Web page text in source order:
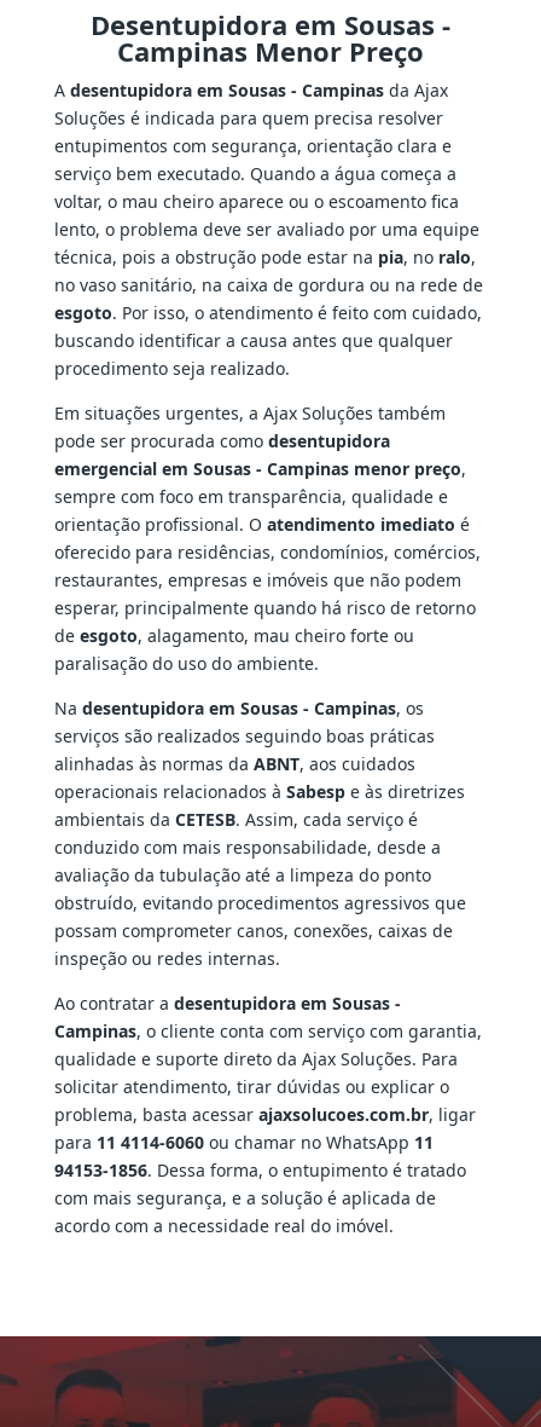
Desentupidora em Sousas -
Campinas Menor Preço
A desentupidora em Sousas - Campinasda Ajax
Soluções é indicada para quem precisa resolver
entupimentos com segurança, orientação clara e
serviço bem executado. Quando a água começa a
voltar, o mau cheiro aparece ou o escoamento fica
lento, o problema deve ser avaliado por uma equipe
técnica, pois a obstrução pode estar na pia, no ralo,
no vaso sanitário, na caixa de gordura ou na rede de
esgoto. Por isso, o atendimento é feito com cuidado,
buscando identificar a causa antes que qualquer
procedimento seja realizado.
Em situações urgentes, a Ajax Soluções também
pode ser procurada como desentupidora
emergencial em Sousas - Campinas menor preço,
sempre com foco em transparência, qualidade e
orientação profissional. O atendimento imediato é
oferecido para residências, condomínios, comércios,
restaurantes, empresas e imóveis que não podem
esperar, principalmente quando há risco de retorno
de esgoto, alagamento, mau cheiro forte ou
paralisação do uso do ambiente.
Na desentupidora em Sousas - Campinas, os
serviços são realizados seguindo boas práticas
alinhadas às normas da ABNT, aos cuidados
operacionais relacionados à Sabespe às diretrizes
ambientais da CETESB. Assim, cada serviço é
conduzido com mais responsabilidade, desde a
avaliação da tubulação até a limpeza do ponto
obstruído, evitando procedimentos agressivos que
possam comprometer canos, conexões, caixas de
inspeção ou redes internas.
Ao contratar a desentupidora em Sousas -
Campinas, o cliente conta com serviço com garantia,
qualidade e suporte direto da Ajax Soluções. Para
solicitar atendimento, tirar dúvidas ou explicar o
problema, basta acessar ajaxsolucoes.com.br, ligar
para 11 4114-6060ou chamar no WhatsApp 11
94153-1856. Dessa forma, o entupimento é tratado
com mais segurança, e a solução é aplicada de
acordo com a necessidade real do imóvel.